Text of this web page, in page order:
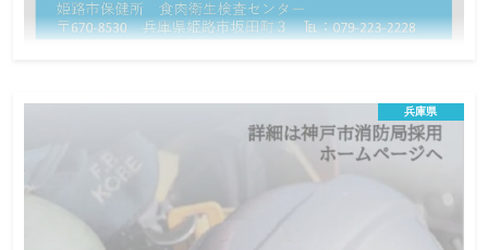
ンライン説明会
獣医系大学１年生の方から参加ＯＫ！
この説明会は終了しました
兵庫県